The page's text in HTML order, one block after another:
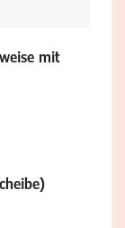
mit